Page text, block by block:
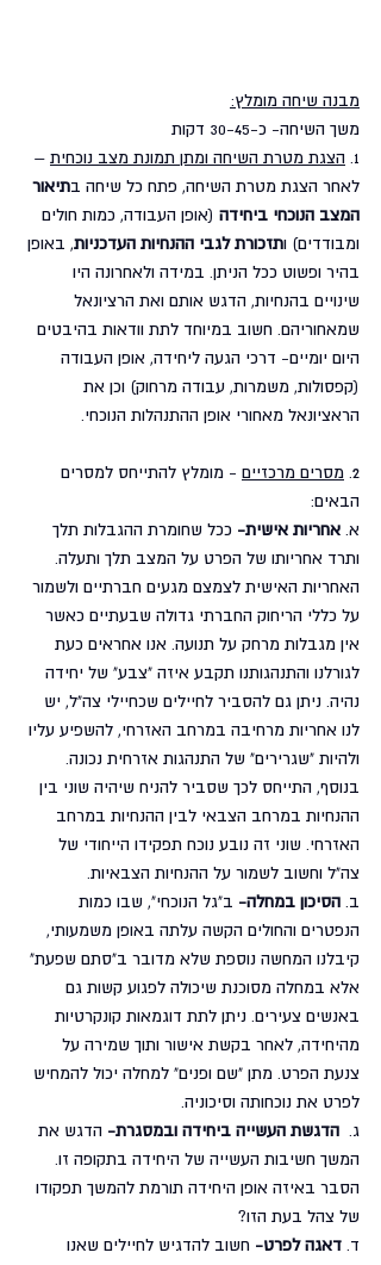
מבנה שיחה מומלץ:
משך השיחה- כ-30-45 דקות
1. הצגת מטרת השיחה ומתן תמונת מצב נוכחית –
לאחר הצגת מטרת השיחה, פתח כל שיחה בתיאור
המצב הנוכחי ביחידה (אופן העבודה, כמות חולים
ומבודדים) ותזכורת לגבי ההנחיות העדכניות, באופן
בהיר ופשוט ככל הניתן. במידה ולאחרונה היו
שינויים בהנחיות, הדגש אותם ואת הרציונאל
שמאחוריהם. חשוב במיוחד לתת וודאות בהיבטים
היום יומיים- דרכי הגעה ליחידה, אופן העבודה
(קפסולות, משמרות, עבודה מרחוק) וכן את
הראציונאל מאחורי אופן ההתנהלות הנוכחי.
2. מסרים מרכזיים - מומלץ להתייחס למסרים
הבאים:
א. אחריות אישית- ככל שחומרת ההגבלות תלך
ותרד אחריותו של הפרט על המצב תלך ותעלה.
האחריות האישית לצמצם מגעים חברתיים ולשמור
על כללי הריחוק החברתי גדולה שבעתיים כאשר
אין מגבלות מרחק על תנועה. אנו אחראים כעת
לגורלנו והתנהגותנו תקבע איזה "צבע" של יחידה
נהיה. ניתן גם להסביר לחיילים שכחיילי צה"ל, יש
לנו אחריות מרחיבה במרחב האזרחי, להשפיע עליו
ולהיות "שגרירים" של התנהגות אזרחית נכונה.
בנוסף, התייחס לכך שסביר להניח שיהיה שוני בין
ההנחיות במרחב הצבאי לבין ההנחיות במרחב
האזרחי. שוני זה נובע נוכח תפקידו הייחודי של
צה"ל וחשוב לשמור על ההנחיות הצבאיות.
ב. הסיכון במחלה- ב"גל הנוכחי", שבו כמות
הנפטרים והחולים הקשה עלתה באופן משמעותי,
קיבלנו המחשה נוספת שלא מדובר ב"סתם שפעת"
אלא במחלה מסוכנת שיכולה לפגוע קשות גם
באנשים צעירים. ניתן לתת דוגמאות קונקרטיות
מהיחידה, לאחר בקשת אישור ותוך שמירה על
צנעת הפרט. מתן "שם ופנים" למחלה יכול להמחיש
לפרט את נוכחותה וסיכוניה.
ג. הדגשת העשייה ביחידה ובמסגרת- הדגש את
המשך חשיבות העשייה של היחידה בתקופה זו.
הסבר באיזה אופן היחידה תורמת להמשך תפקודו
של צהל בעת הזו?
ד. דאגה לפרט- חשוב להדגיש לחיילים שאנו